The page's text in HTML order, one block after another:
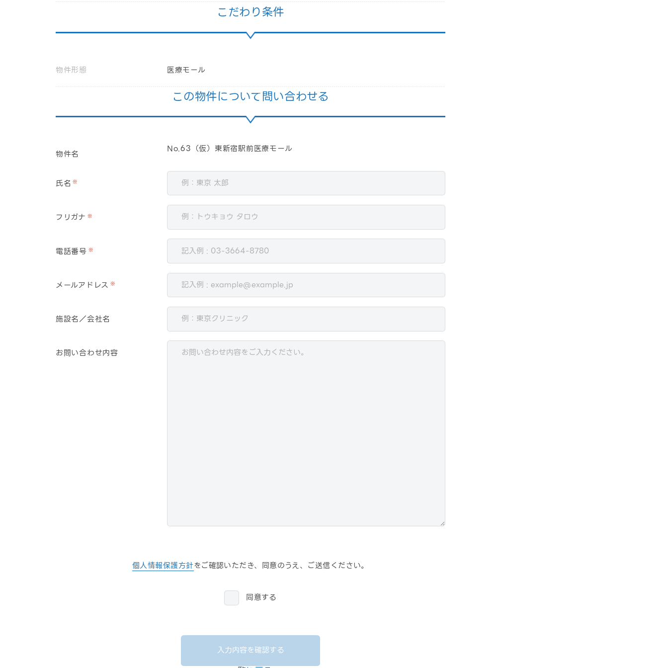
こだわり条件
物件形態 医療モール
この物件について問い合わせる
物件名 No.63（仮）東新宿駅前医療モール
氏名 ※
フリガナ ※
電話番号 ※
メールアドレス ※
施設名／会社名
お問い合わせ内容
個人情報保護方針をご確認いただき、 同意のうえ、ご送信ください。
同意する
入力内容を確認する